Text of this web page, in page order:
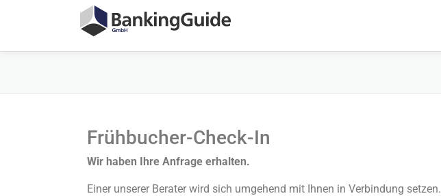
Frühbucher-Check-In
Wir haben Ihre Anfrage erhalten.
Einer unserer Berater wird sich umgehend mit Ihnen in Verbindung setzen.